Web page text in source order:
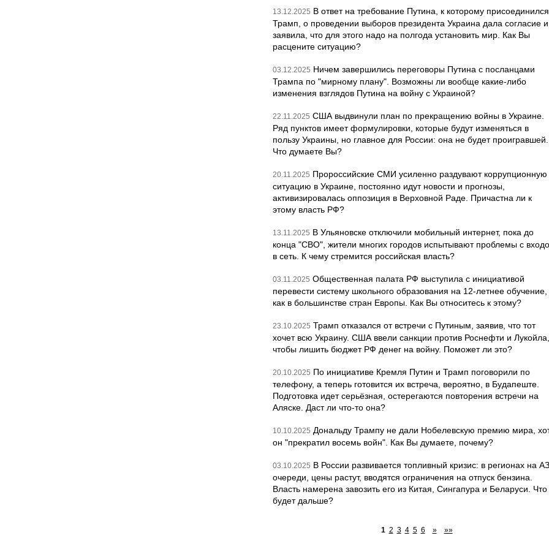
13.12.2025 В ответ на требование Путина, к которому присоединился
Трамп, о проведении выборов президента Украина дала согласие и
заявила, что для этого надо на полгода установить мир. Как Вы
расцените ситуацию?
03.12.2025 Ничем завершились переговоры Путина с посланцами
Трампа по "мирному плану". Возможны ли вообще какие-либо
изменения взглядов Путина на войну с Украиной?
22.11.2025 США выдвинули план по прекращению войны в Украине.
Ряд пунктов имеет формулировки, которые будут изменяться в
пользу Украины, но главное для России: она не будет проигравшей.
Что думаете Вы?
20.11.2025 Пророссийские СМИ усиленно раздувают коррупционную
ситуацию в Украине, постоянно идут новости и прогнозы,
активизировалась оппозиция в Верховной Раде. Причастна ли к
этому власть РФ?
13.11.2025 В Ульяновске отключили мобильный интернет, пока до
конца "СВО", жители многих городов испытывают проблемы с
в сеть. К чему стремится российская власть?
03.11.2025 Общественная палата РФ выступила с инициативой
перевести систему школьного образования на 12-летнее обучение,
как в большинстве стран Европы. Как Вы относитесь к этому?
23.10.2025 Трамп отказался от встречи с Путиным, заявив, что тот
хочет всю Украину. США ввели санкции против Роснефти и Лукойла,
чтобы лишить бюджет РФ денег на войну. Поможет ли это?
20.10.2025 По инициативе Кремля Путин и Трамп поговорили по
телефону, а теперь готовится их встреча, вероятно, в Будапеште.
Подготовка идет серьёзная, остерегаются повторения встречи на
Аляске. Даст ли что-то она?
10.10.2025 Дональду Трампу не дали Нобелевскую премию мира,
он "прекратил восемь войн". Как Вы думаете, почему?
03.10.2025 В России развивается топливный кризис: в регионах на
очереди, цены растут, вводятся ограничения на отпуск бензина.
Власть намерена завозить его из Китая, Сингапура и Беларуси. Что
будет дальше?
1 2 3 4 5 6 » »»